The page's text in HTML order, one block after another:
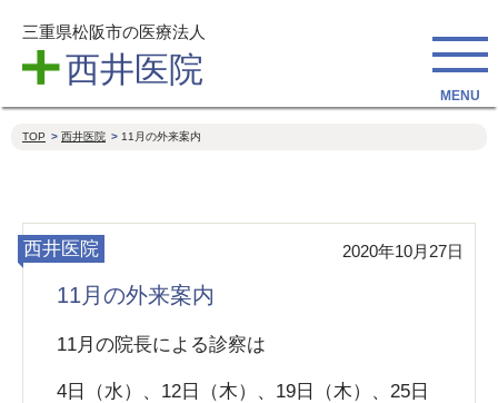
三重県松阪市の医療法人
西井医院
TOP 西井医院 11月の外来案内
西井医院 2020年10月27日
11月の外来案内
11月の院長による診察は
4日（水）、12日（木）、19日（木）、25日